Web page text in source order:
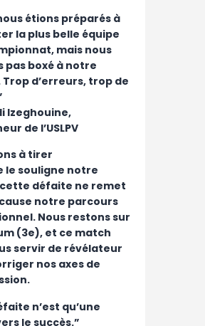
étions préparés à
la plus belle équipe
mais nous
pas boxé à notre
Trop d’erreurs, trop de
Izeghouine,
de l’USLPV
à tirer
le souligne notre
défaite ne remet
notre parcours
Nous restons sur
(3e), et ce match
servir de révélateur
nos axes de
n’est qu’une
le succès.”